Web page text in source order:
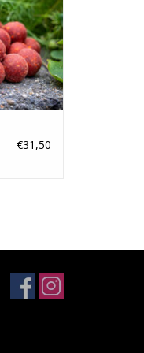
€31,50